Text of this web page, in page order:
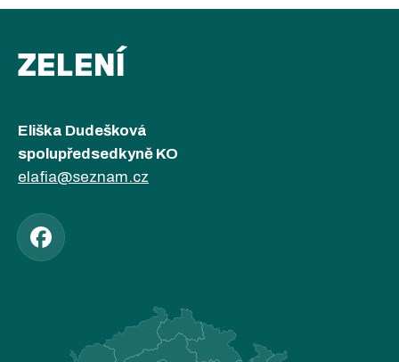
ZELENÍ
Eliška Dudešková
spolupředsedkyně KO
elafia@seznam.cz